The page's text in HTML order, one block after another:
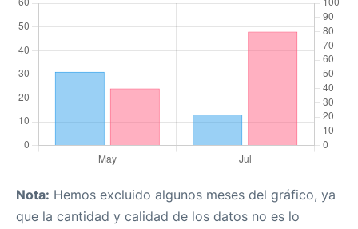
Nota: Hemos excluido algunos meses del gráfico, ya
que la cantidad y calidad de los datos no es lo